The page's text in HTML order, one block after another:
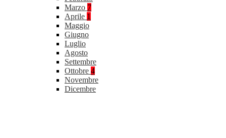
Marzo 7
Aprile 1
Maggio
Giugno
Luglio
Agosto
Settembre
Ottobre 4
Novembre
Dicembre